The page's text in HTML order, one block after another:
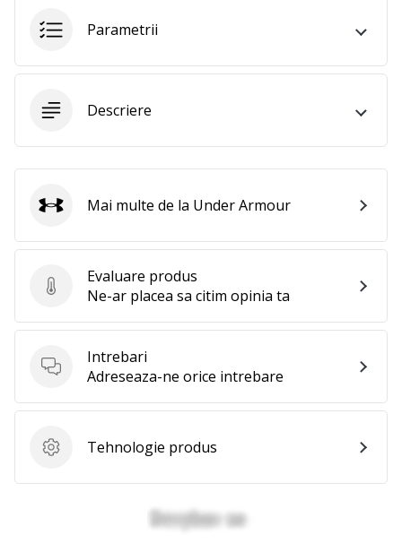
Afiseaza
toate
articolele
Parametrii
Descriere
Evaluare produs
Evaluare produs
Ne-ar placea sa citim opinia ta
Intrebari
Intrebari
Adreseaza-ne orice intrebare
Tehnologie produs
Tehnologie produs
Under Armour
Mai multe de la Under Armour